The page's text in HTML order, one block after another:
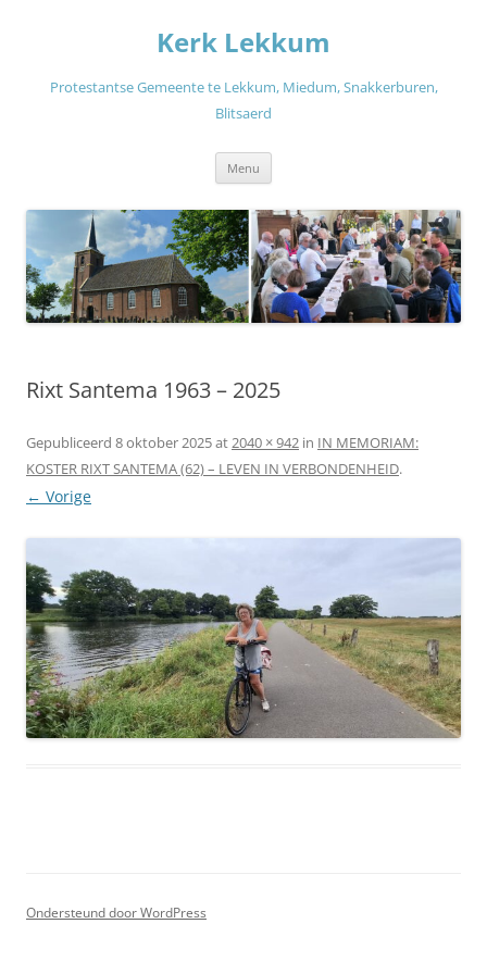
Kerk Lekkum
Protestantse Gemeente te Lekkum, Miedum, Snakkerburen,
Blitsaerd
Menu
Rixt Santema 1963 – 2025
Gepubliceerd 8 oktober 2025at2040 × 942 in IN MEMORIAM:
KOSTER RIXT SANTEMA (62) – LEVEN IN VERBONDENHEID.
← Vorige
Ondersteund door WordPress